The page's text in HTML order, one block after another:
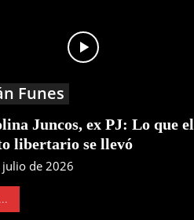
Funes
Juncos, ex PJ: Lo que el
libertario se llevó
de 2026